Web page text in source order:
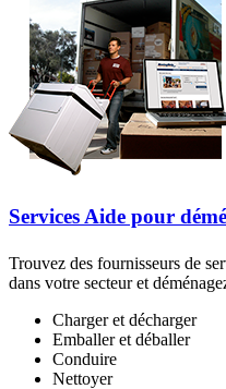
Services Aide pour
Trouvez des fournisseurs de
dans votre secteur et
Charger et décharger
Emballer et déballer
Conduire
Nettoyer